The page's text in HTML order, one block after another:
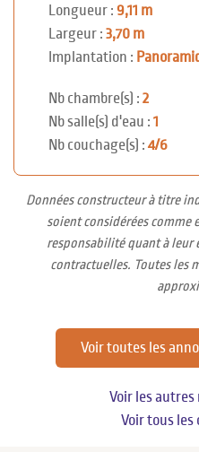
Longueur : 9,11 m
Largeur : 3,70 m
Implantation :
Nb chambre(s) : 2
Nb salle(s) d'eau : 1
Nb couchage(s) : 4/6
Données constructeur à titre
soient considérées comme
responsabilité quant à
contractuelles. Toutes les
Voir toutes les
Voir les autres
Voir tous